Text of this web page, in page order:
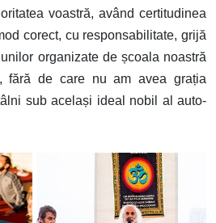
voastră, având certitudinea
corect, cu responsabilitate, grijă
organizate de școala noastră
fără de care nu am avea grația
sub același ideal nobil al auto-